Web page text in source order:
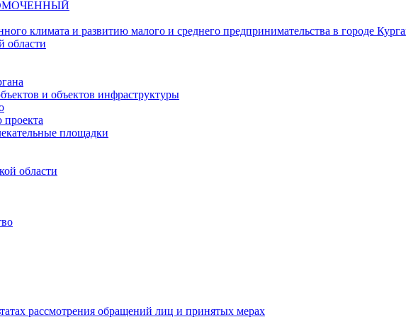
климата и развитию малого и среднего предпринимательства в городе
области
и объектов инфраструктуры
площадки
области
рассмотрения обращений лиц и принятых мерах